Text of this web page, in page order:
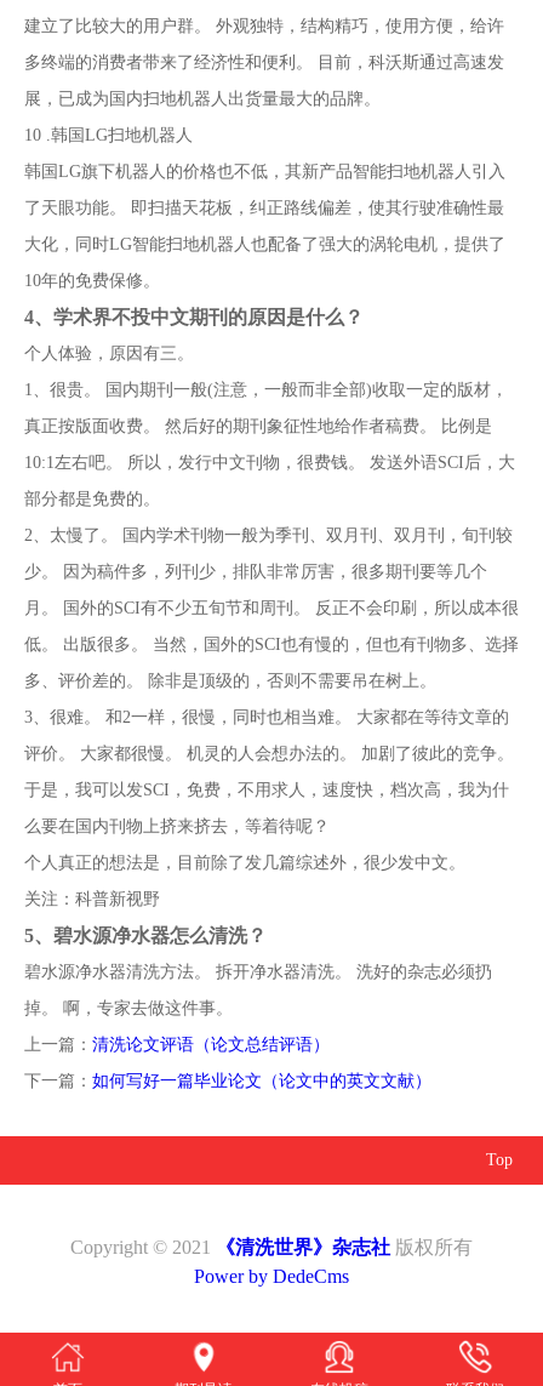
建立了比较大的用户群。 外观独特，结构精巧，使用方便，给许
多终端的消费者带来了经济性和便利。 目前，科沃斯通过高速发
展，已成为国内扫地机器人出货量最大的品牌。
10 .韩国LG扫地机器人
韩国LG旗下机器人的价格也不低，其新产品智能扫地机器人引入
了天眼功能。 即扫描天花板，纠正路线偏差，使其行驶准确性最
大化，同时LG智能扫地机器人也配备了强大的涡轮电机，提供了
10年的免费保修。
4、 学术界不投中文期刊的原因是什么？
个人体验，原因有三。
1、很贵。 国内期刊一般(注意，一般而非全部)收取一定的版材，
真正按版面收费。 然后好的期刊象征性地给作者稿费。 比例是
10:1左右吧。 所以，发行中文刊物，很费钱。 发送外语SCI后，大
部分都是免费的。
2、太慢了。 国内学术刊物一般为季刊、双月刊、双月刊，旬刊较
少。 因为稿件多，列刊少，排队非常厉害，很多期刊要等几个
月。 国外的SCI有不少五旬节和周刊。 反正不会印刷，所以成本很
低。 出版很多。 当然，国外的SCI也有慢的，但也有刊物多、选择
多、评价差的。 除非是顶级的，否则不需要吊在树上。
3、很难。 和2一样，很慢，同时也相当难。 大家都在等待文章的
评价。 大家都很慢。 机灵的人会想办法的。 加剧了彼此的竞争。
于是，我可以发SCI，免费，不用求人，速度快，档次高，我为什
么要在国内刊物上挤来挤去，等着待呢？
个人真正的想法是，目前除了发几篇综述外，很少发中文。
关注：科普新视野
5、 碧水源净水器怎么清洗？
碧水源净水器清洗方法。 拆开净水器清洗。 洗好的杂志必须扔
掉。 啊，专家去做这件事。
上一篇： 清洗论文评语（论文总结评语）
下一篇： 如何写好一篇毕业论文（论文中的英文文献）
Top
Copyright © 2021 《清洗世界》杂志社 版权所有
Power by DedeCms